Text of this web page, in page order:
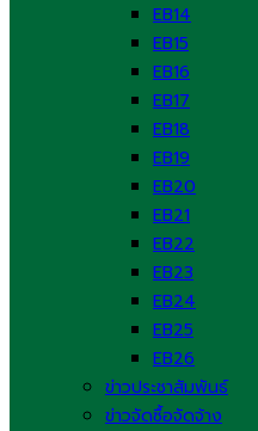
EB14
EB15
EB16
EB17
EB18
EB19
EB20
EB21
EB22
EB23
EB24
EB25
EB26
ข่าวประชาสัมพันธ์
ข่าวจัดซื้อจัดจ้าง